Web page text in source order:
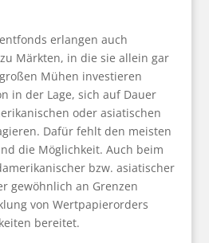
erlangen auch
Märkten, in die sie allein gar
Mühen investieren
in der Lage, sich auf Dauer
oder asiatischen
Dafür fehlt den meisten
die Möglichkeit. Auch beim
bzw. asiatischer
gewöhnlich an Grenzen
von Wertpapierorders
bereitet.